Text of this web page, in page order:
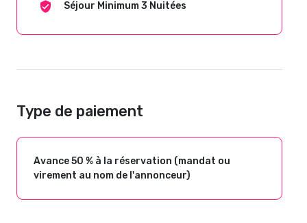
Séjour Minimum 3 Nuitées
Type de paiement
Avance 50 % à la réservation (mandat ou
virement au nom de l'annonceur)